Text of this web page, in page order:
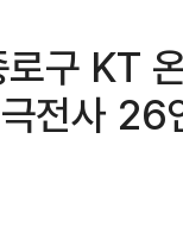
구 KT
전사